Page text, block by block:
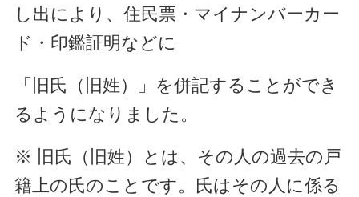
し出により、住民票・マイナンバーカー
ド・印鑑証明などに
「旧氏（旧姓）」を併記することができ
るようになりました。
※ 旧氏（旧姓）とは、その人の過去の戸
籍上の氏のことです。氏はその人に係る